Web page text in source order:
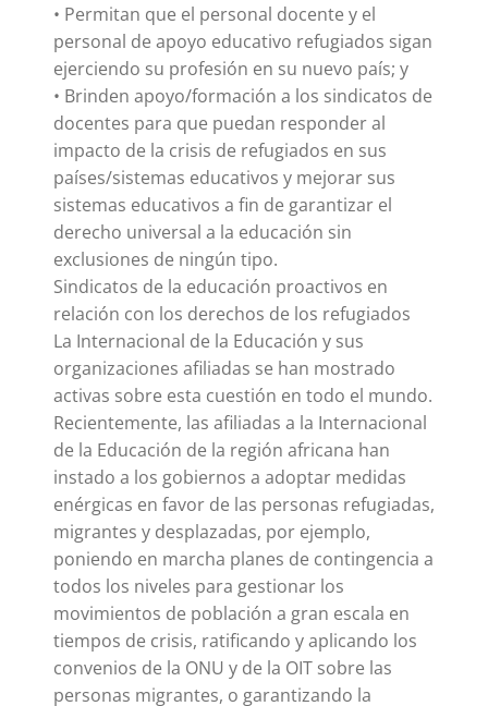
• Permitan que el personal docente y el
personal de apoyo educativo refugiados sigan
ejerciendo su profesión en su nuevo país; y
• Brinden apoyo/formación a los sindicatos de
docentes para que puedan responder al
impacto de la crisis de refugiados en sus
países/sistemas educativos y mejorar sus
sistemas educativos a fin de garantizar el
derecho universal a la educación sin
exclusiones de ningún tipo.
Sindicatos de la educación proactivos en
relación con los derechos de los refugiados
La Internacional de la Educación y sus
organizaciones afiliadas se han mostrado
activas sobre esta cuestión en todo el mundo.
Recientemente, las afiliadas a la Internacional
de la Educación de la región africana han
instado a los gobiernos a adoptar medidas
enérgicas en favor de las personas refugiadas,
migrantes y desplazadas, por ejemplo,
poniendo en marcha planes de contingencia a
todos los niveles para gestionar los
movimientos de población a gran escala en
tiempos de crisis, ratificando y aplicando los
convenios de la ONU y de la OIT sobre las
personas migrantes, o garantizando la